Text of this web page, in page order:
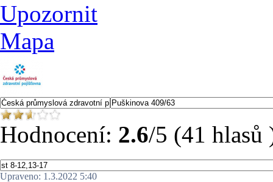
Upozornit
Mapa
Hodnocení: 2.6/5 (41 hlasů
Upraveno: 1.3.2022 5:40